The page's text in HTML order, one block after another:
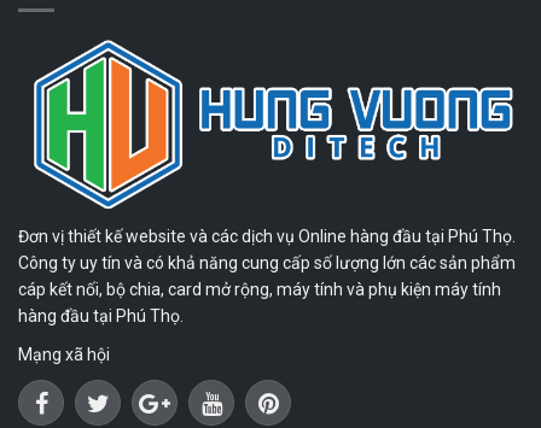
Đơn vị thiết kế website và các dịch vụ Online hàng đầu tại Phú Thọ.
Công ty uy tín và có khả năng cung cấp số lượng lớn các sản phẩm
cáp kết nối, bộ chia, card mở rộng, máy tính và phụ kiện máy tính
hàng đầu tại Phú Thọ.
Mạng xã hội